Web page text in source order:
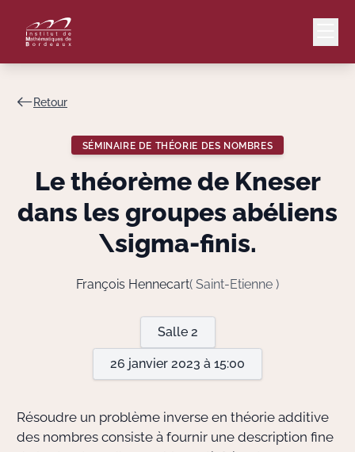
Lang
Retour
SÉMINAIRE DE THÉORIE DES NOMBRES
Le théorème de Kneser
dans les groupes abéliens
\sigma-finis.
François Hennecart( Saint-Etienne )
Salle 2
26 janvier 2023 à 15:00
Résoudre un problème inverse en théorie additive
des nombres consiste à fournir une description fine